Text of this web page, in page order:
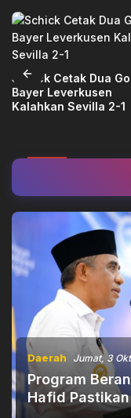
Schick Cetak Dua
Bayer Leverkusen
Kalahkan Sevilla 2-1
Daerah Jumat, 3
Program
Hafid